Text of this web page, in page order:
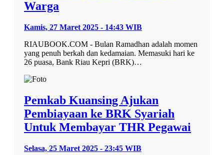
Warga
Kamis, 27 Maret 2025 - 14:43 WIB
RIAUBOOK.COM - Bulan Ramadhan adalah momen
yang penuh berkah dan kedamaian. Memasuki hari ke
26 puasa, Bank Riau Kepri (BRK)…
Pemkab Kuansing Ajukan
Pembiayaan ke BRK Syariah
Untuk Membayar THR Pegawai
Selasa, 25 Maret 2025 - 23:45 WIB